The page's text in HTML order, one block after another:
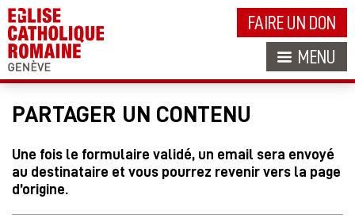
FAIRE UN DON
MENU
PARTAGER UN CONTENU
Une fois le formulaire validé, un email sera envoyé
au destinataire et vous pourrez revenir vers la page
d’origine.